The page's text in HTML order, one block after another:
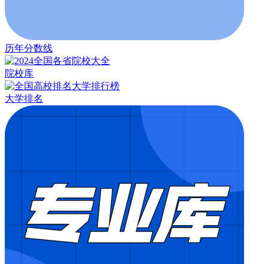
历年分数线
院校库
大学排名